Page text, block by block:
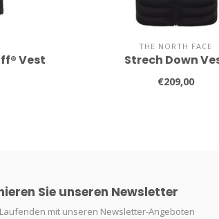
Vest
THE NORTH FACE
Strech Down
€209,00
Sie unseren Newsletter
mit unseren Newsletter-Angeboten